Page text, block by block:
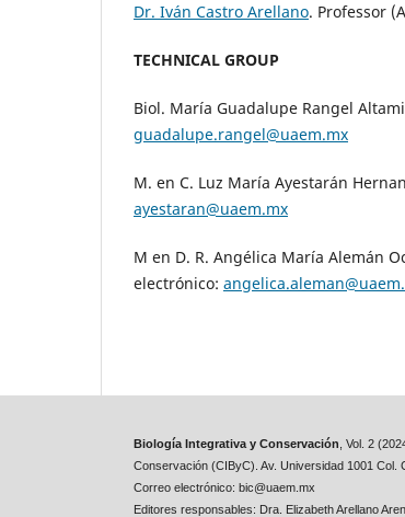
Dr. Iván Castro Arellano. Professor
TECHNICAL GROUP
Biol. María Guadalupe Rangel
guadalupe.rangel@uaem.mx
M. en C. Luz María Ayestarán
ayestaran@uaem.mx
M en D. R. Angélica María Alemán
electrónico:
Biología Integrativa y Conservación , Vol. 2
Conservación (CIByC). Av. Universidad 1001 Col.
Correo electrónico: bic@uaem.mx
Editores responsables: Dra. Elizabeth Arellano